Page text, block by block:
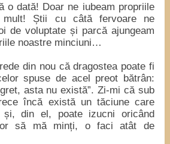
o dată! Doar ne iubeam propriile
mult! Știi cu câtă fervoare ne
de voluptate și parcă ajungeam
noastre minciuni…
din nou că dragostea poate fi
spuse de acel preot bătrân:
asta nu există”. Zi-mi că sub
încă există un tăciune care
și, din el, poate izucni oricând
să mă minți, o faci atât de